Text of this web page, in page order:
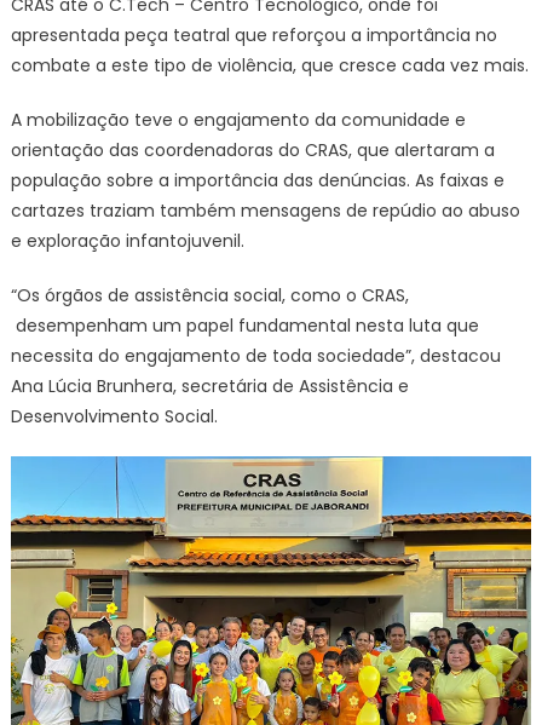
apresentada peça teatral que reforçou a importância no
combate a este tipo de violência, que cresce cada vez mais.
A mobilização teve o engajamento da comunidade e
orientação das coordenadoras do CRAS, que alertaram a
população sobre a importância das denúncias. As faixas e
cartazes traziam também mensagens de repúdio ao abuso
e exploração infantojuvenil.
“Os órgãos de assistência social, como o CRAS,
desempenham um papel fundamental nesta luta que
necessita do engajamento de toda sociedade”, destacou
Ana Lúcia Brunhera, secretária de Assistência e
Desenvolvimento Social.